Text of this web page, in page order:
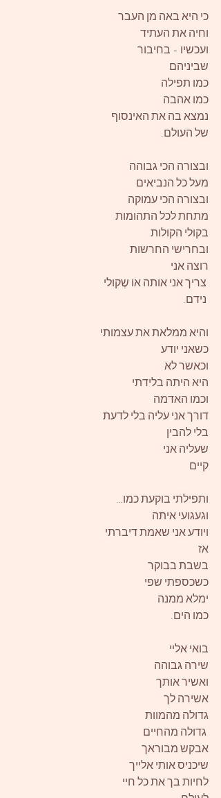
כי היא באה מן העבר
וחיה את העתיד
ועכשיו - בחיבור
שביניהם
כמו תפילה
כמו אהבה
נמצא בה את האינסוף
של העולם.
ובצורה הכי גבוהה
מעל כל הנביאים
ובצורה הכי עמוקה
מתחת לכל התהומות
בקולי הקולות
ובחרישי החרשות
רוצה אני
צריך אני אותה או שֶקולי
נידם.
והיא ממלאת את עצמותי
כשאני יודע
וכאשר לא
היא היתה בלידתי
וכמו האדמה
דורך אני עליה בלי לדעת
בלי להבין
שעליה אני
קיים
ותפילתי בוקעת כמו…
וגעגועי איתה
ויודע אני שאמת דיברתי
אז
בשבת בבוקר
כשכספתי שפי
ימלא ממנה
כמו הים.
בואי אליי
שירה גבוהה
ואשיר אותך
אשירה לך
גדולה מהמוות
גדולה מהחיים
אבקש מבוראך
שיכניס אותי אלייך
לחיות בך את כל חיי